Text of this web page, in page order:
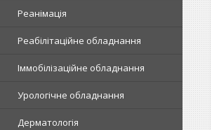
Реанімація
Реабілітаційне обладнання
Іммобілізаційне обладнання
Урологічне обладнання
Дерматологія